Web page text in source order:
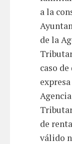
a la
de la
caso
de
válido